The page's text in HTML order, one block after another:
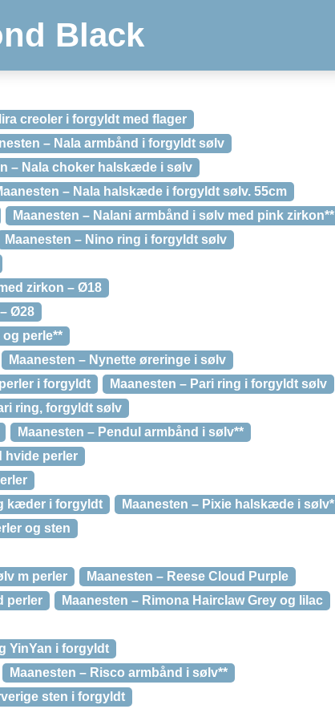
Black
creoler i forgyldt med flager
– Nala armbånd i forgyldt sølv
– Nala choker halskæde i sølv
– Nala halskæde i forgyldt sølv. 55cm
Maanesten – Nalani armbånd i sølv med pink zirkon**
Maanesten – Nino ring i forgyldt sølv
zirkon – Ø18
Ø28
og perle**
Maanesten – Nynette øreringe i sølv
i forgyldt
Maanesten – Pari ring i forgyldt sølv
ring, forgyldt sølv
Maanesten – Pendul armbånd i sølv**
hvide perler
kæder i forgyldt
Maanesten – Pixie halskæde i sølv*
og sten
m perler
Maanesten – Reese Cloud Purple
perler
Maanesten – Rimona Hairclaw Grey og lilac
YinYan i forgyldt
Maanesten – Risco armbånd i sølv**
sten i forgyldt